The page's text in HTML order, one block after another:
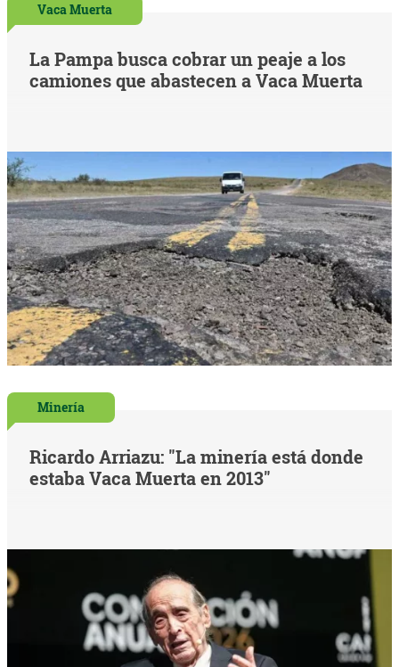
Vaca Muerta
La Pampa busca cobrar un peaje a los
camiones que abastecen a Vaca Muerta
Minería
Ricardo Arriazu: "La minería está donde
estaba Vaca Muerta en 2013"